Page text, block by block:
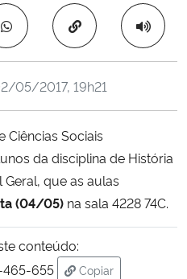
e Comunicações
Copiar para área
05/2017, 19h21
Sociais
da disciplina de História
que as aulas
(04/05) na sala 4228 74C.
conteúdo:
655
Copiar